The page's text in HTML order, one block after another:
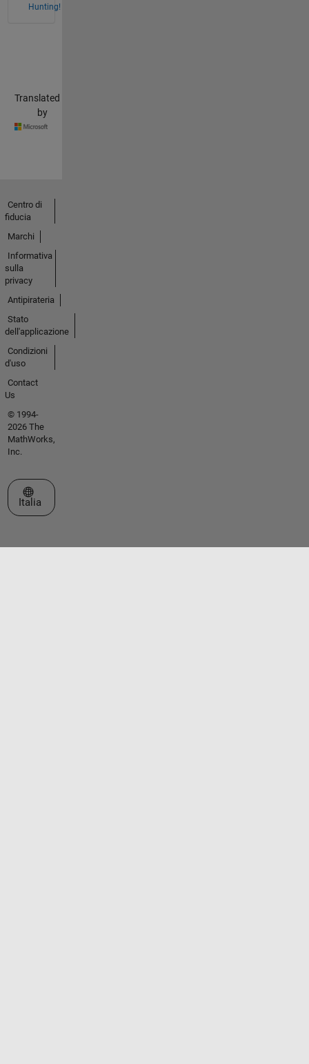
Hunting!
Translated
by
Centro di
fiducia
Marchi
Informativa
sulla
privacy
Antipirateria
Stato
dell'applicazione
Condizioni
d'uso
Contact
Us
© 1994-
2026 The
MathWorks,
Inc.
Seleziona un sito web
Italia